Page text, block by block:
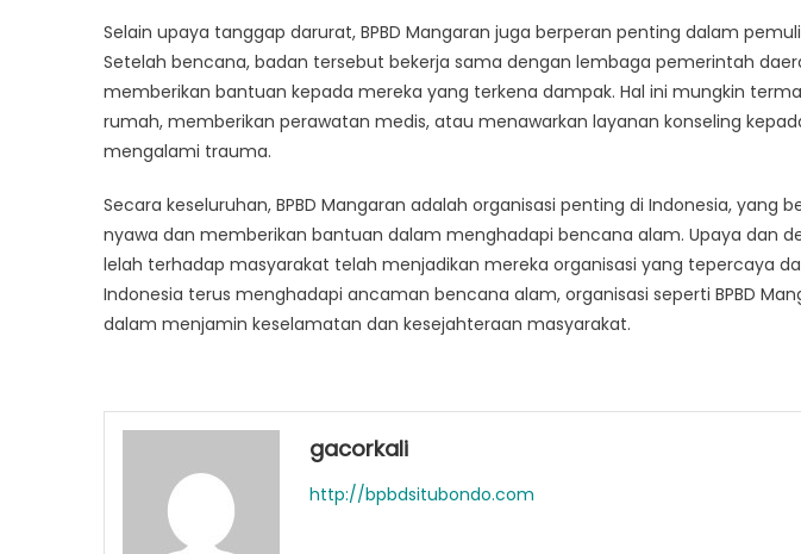
Selain upaya tanggap darurat, BPBD Mangaran juga berperan penting dalam
Setelah bencana, badan tersebut bekerja sama dengan lembaga pemerintah
memberikan bantuan kepada mereka yang terkena dampak. Hal ini mungkin
rumah, memberikan perawatan medis, atau menawarkan layanan konseling
mengalami trauma.
Secara keseluruhan, BPBD Mangaran adalah organisasi penting di Indonesia, yang
nyawa dan memberikan bantuan dalam menghadapi bencana alam. Upaya dan
lelah terhadap masyarakat telah menjadikan mereka organisasi yang tepercaya
Indonesia terus menghadapi ancaman bencana alam, organisasi seperti BPBD
dalam menjamin keselamatan dan kesejahteraan masyarakat.
gacorkali
http://bpbdsitubondo.com